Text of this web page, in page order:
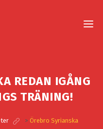
REDAN IGÅNG
TRÄNING!
> Örebro Syrianska